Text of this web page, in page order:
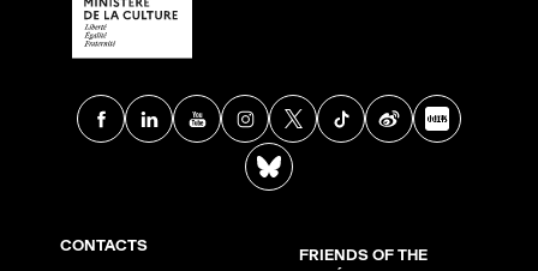
Facebook
LinkedinYoutubeInstagram
X TikTokWeibo
CONTACTS
FRIENDS OF THE